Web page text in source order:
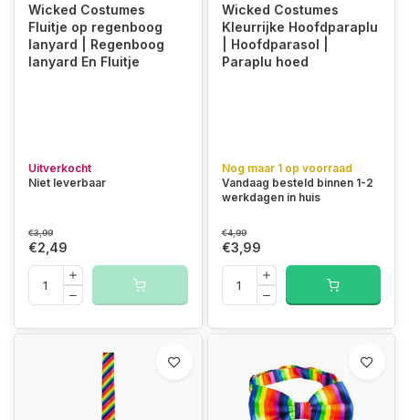
Wicked Costumes
Fluitje op regenboog
lanyard | Regenboog
lanyard En Fluitje
Uitverkocht
Niet leverbaar
€3,99
€2,49
Wicked Costumes
Kleurrijke Hoofdparaplu
| Hoofdparasol |
Paraplu hoed
Nog maar 1 op voorraad
Vandaag besteld binnen 1-2
werkdagen in huis
€4,99
€3,99